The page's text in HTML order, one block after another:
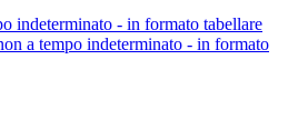
indeterminato - in formato tabellare
a tempo indeterminato - in formato